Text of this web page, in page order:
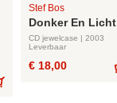
Stef Bos
Donker En Licht
CD jewelcase | 2003
Leverbaar
€ 18,00